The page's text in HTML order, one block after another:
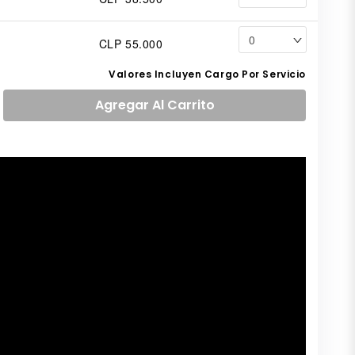
CLP 55.000
Valores Incluyen Cargo Por Servicio
Agregar Al Carrito